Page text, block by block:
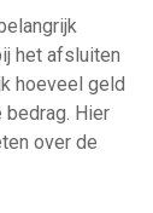
het afsluiten
hoeveel geld
Hier
over de